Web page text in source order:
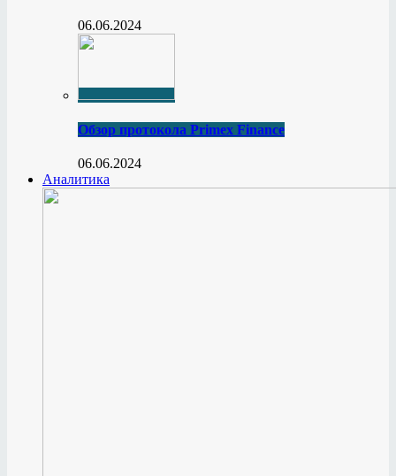
06.06.2024
Обзор протокола Primex Finance
06.06.2024
Аналитика